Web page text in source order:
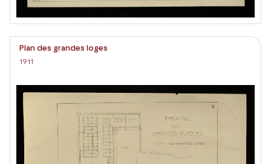
Plan des grandes loges
1911